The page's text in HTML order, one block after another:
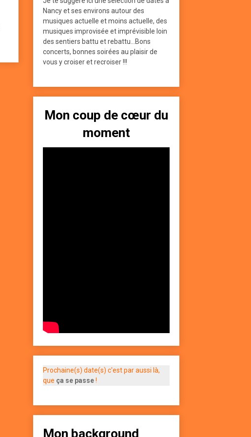
Nancy et ses environs autour des
musiques actuelle et moins actuelle, des
musiques improvisée et imprévisible loin
des sentiers battu et rebattu...Bons
concerts, bonnes soirées au plaisir de
vous y croiser et recroiser !!!
Mon coup de cœur du
moment
Prochaine(s) date(s) c'est par aussi là,
que ça se passe!
Mon background